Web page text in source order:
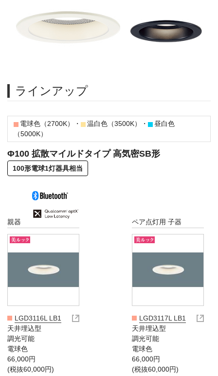
ラインアップ
電球色（2700K）・ 温白色（3500K）・
昼白色
（5000K）
Φ100 拡散マイルドタイプ 高気密SB形
100形電球1灯器具相当
親器
LGD3116L LB1
天井埋込型
調光可能
電球色
66,000円
(税抜60,000円)
ペア点灯用 子器
LGD3117L LB1
天井埋込型
調光可能
電球色
66,000円
(税抜60,000円)